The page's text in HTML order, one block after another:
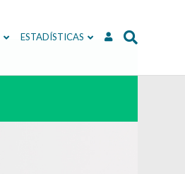
ESTADÍSTICAS